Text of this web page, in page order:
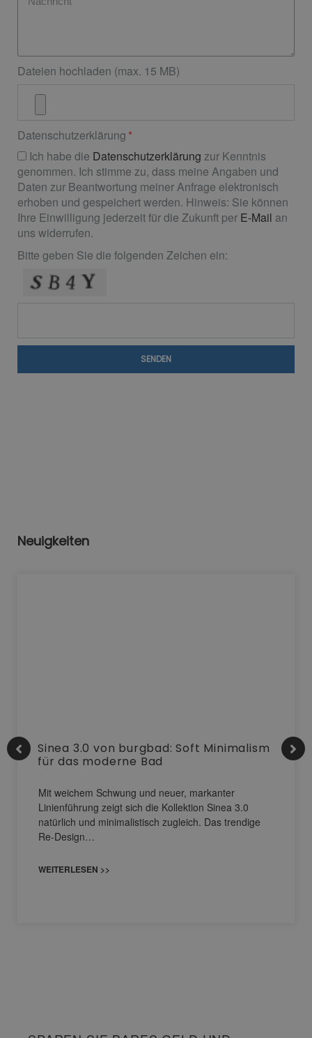
Dateien hochladen (max. 15 MB)
Datenschutzerklärung
Ich habe die Datenschutzerklärung zur Kenntnis
genommen. Ich stimme zu, dass meine Angaben und
Daten zur Beantwortung meiner Anfrage elektronisch
erhoben und gespeichert werden. Hinweis: Sie können
Ihre Einwilligung jederzeit für die Zukunft per E-Mail an
uns widerrufen.
Bitte geben Sie die folgenden Zeichen ein:
SENDEN
Neuigkeiten
Sinea 3.0 von burgbad: Soft Minimalism
für das moderne Bad
Mit weichem Schwung und neuer, markanter
Linienführung zeigt sich die Kollektion Sinea 3.0
natürlich und minimalistisch zugleich. Das trendige
Re-Design…
WEITERLESEN >>